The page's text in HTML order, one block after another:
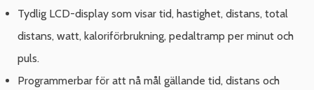
Tydlig LCD-display som visar tid, hastighet, distans, total
distans, watt, kaloriförbrukning, pedaltramp per minut och
puls.
Programmerbar för att nå mål gällande tid, distans och